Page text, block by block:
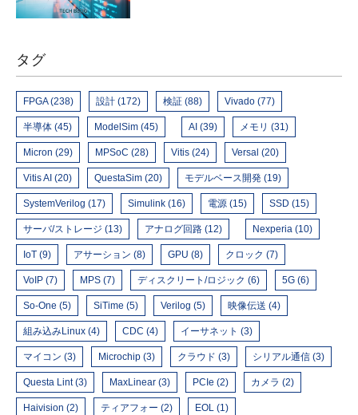
タグ
FPGA (238) 設計 (172) 検証 (88) Vivado (77)
半導体 (45) ModelSim (45) AI (39) メモリ (31)
Micron (29) MPSoC (28) Vitis (24) Versal (20)
Vitis AI (20) QuestaSim (20) モデルベース開発 (19)
SystemVerilog (17) Simulink (16) 電源 (15) SSD (15)
サーバ/ストレージ (13) アナログ回路 (12) Nexperia (10)
IoT (9) アサーション (8) GPU (8) クロック (7)
VoIP (7) MPS (7) ディスクリート/ロジック (6) 5G (6)
So-One (5) SiTime (5) Verilog (5) 映像伝送 (4)
組み込みLinux (4) CDC (4) イーサネット (3)
マイコン (3) Microchip (3) クラウド (3) シリアル通信 (3)
Questa Lint (3) MaxLinear (3) PCIe (2) カメラ (2)
Haivision (2) ティアフォー (2) EOL (1)